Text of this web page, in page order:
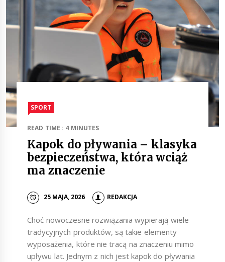
SPORT
READ TIME : 4 MINUTES
Kapok do pływania – klasyka
bezpieczeństwa, która wciąż
ma znaczenie
25 MAJA, 2026 REDAKCJA
Choć nowoczesne rozwiązania wypierają wiele
tradycyjnych produktów, są takie elementy
wyposażenia, które nie tracą na znaczeniu mimo
upływu lat. Jednym z nich jest kapok do pływania